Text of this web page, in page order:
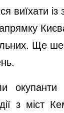
d
e
o
виїхати із
Ще
окупанти
з міст